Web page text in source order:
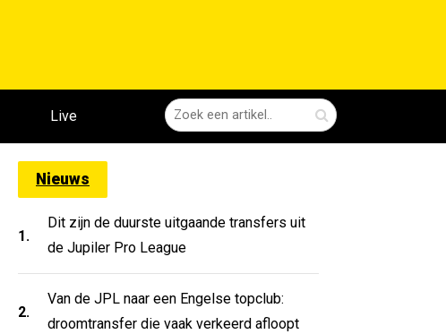
Live
Nieuws
1.
Dit zijn de duurste uitgaande transfers uit
de Jupiler Pro League
2.
Van de JPL naar een Engelse topclub:
droomtransfer die vaak verkeerd afloopt